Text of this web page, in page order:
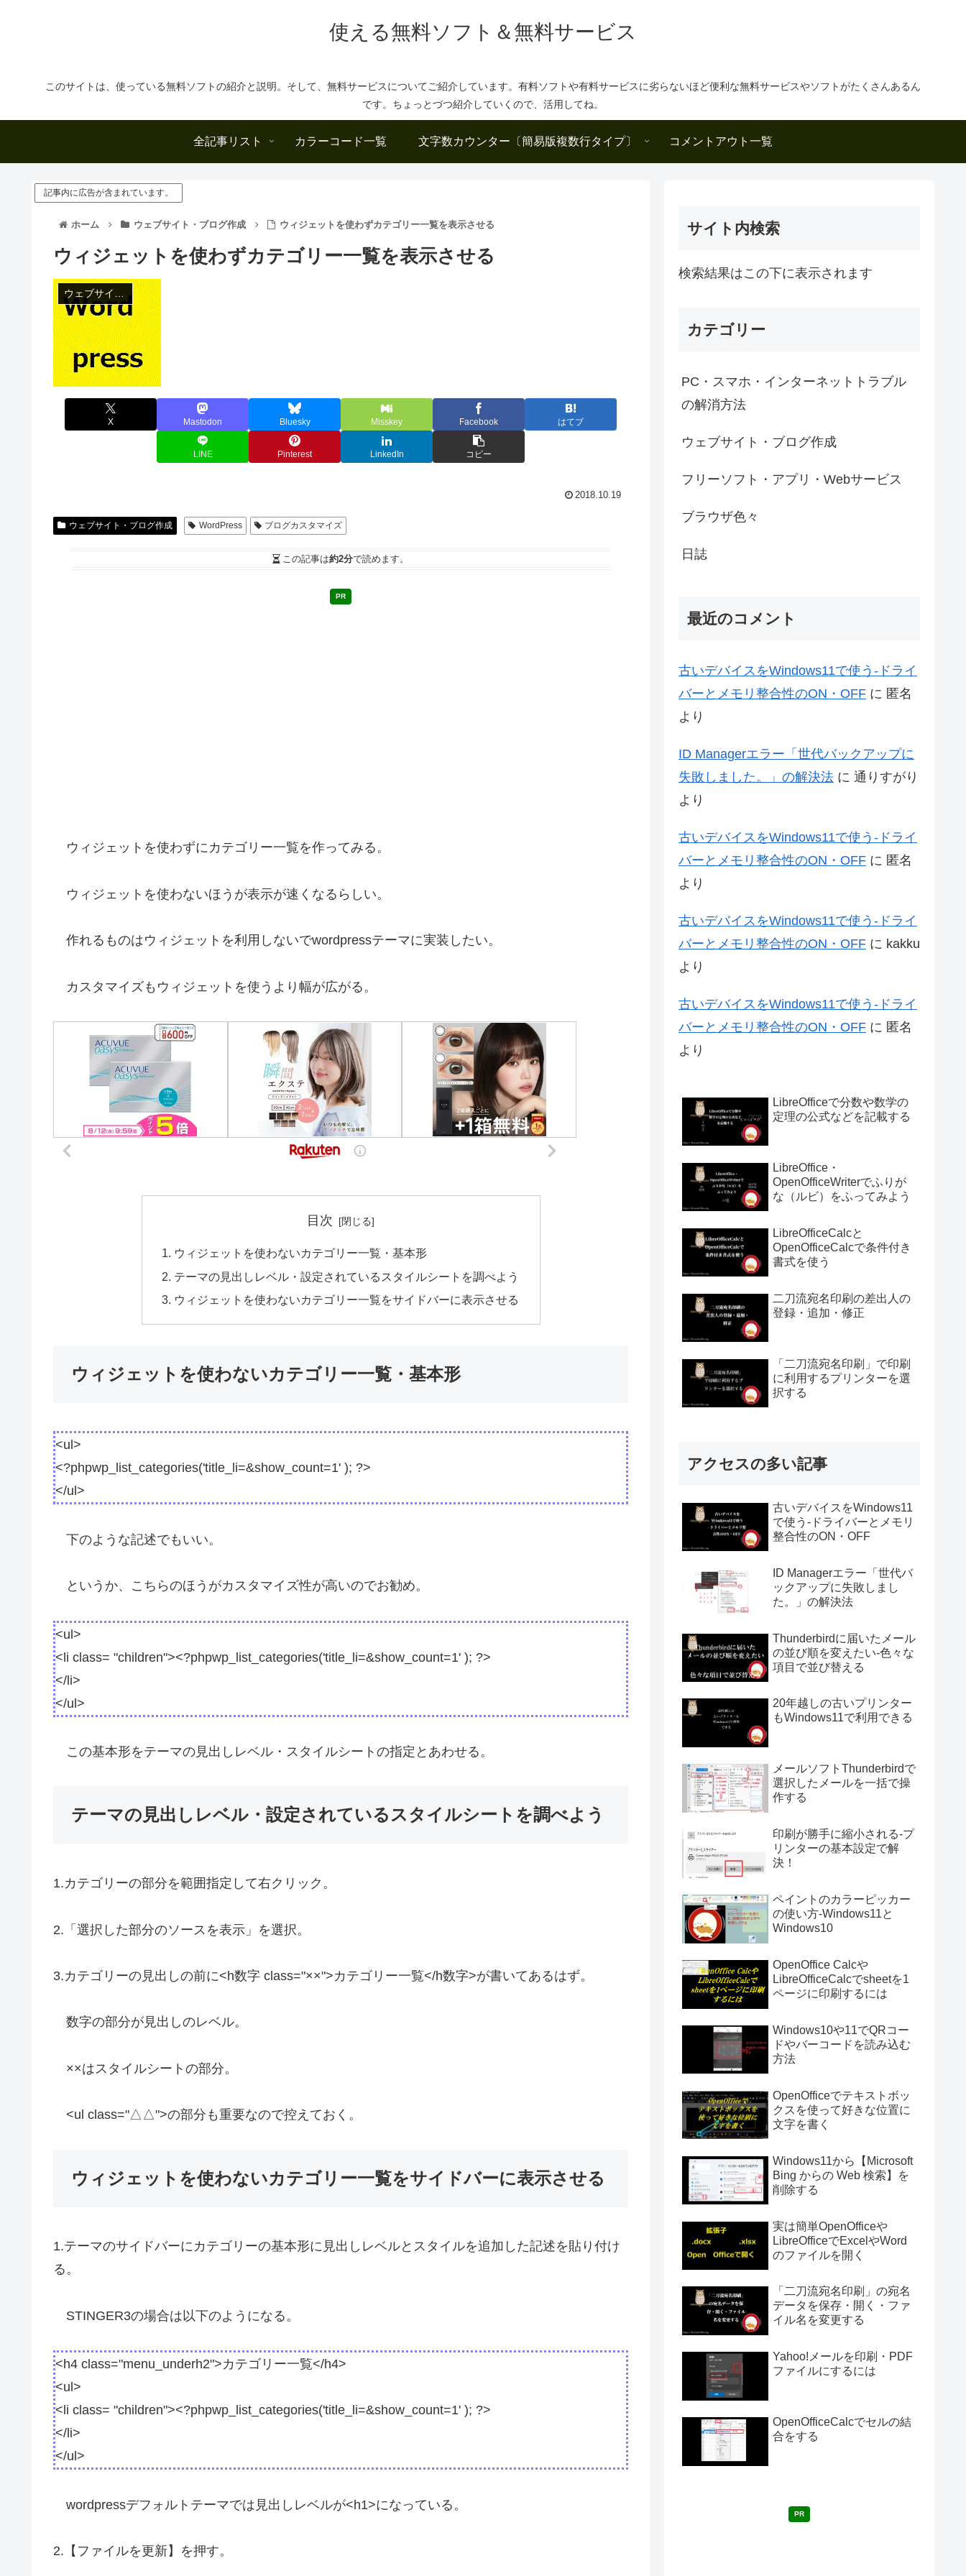
使える無料ソフト＆無料サービス
このサイトは、使っている無料ソフトの紹介と説明。そして、無料サービスについてご紹介しています。有料ソフトや有料サービスに劣らないほど便利な無料サービスやソフトがたくさんあるん
です。ちょっとづつ紹介していくので、活用してね。
全記事リスト カラーコード一覧 文字数カウンター〔簡易版複数行タイプ〕 コメントアウト一覧
記事内に広告が含まれています。
ホーム ウェブサイト・ブログ作成 ウィジェットを使わずカテゴリー一覧を表示させる
ウィジェットを使わずカテゴリー一覧を表示させる
ウェブサイト・ブログ作成
X Mastodon Bluesky Misskey Facebook はてブ
LINE Pinterest LinkedIn コピー
2018.10.19
ウェブサイト・ブログ作成 WordPress ブログカスタマイズ
この記事は約2分で読めます。
PR
ウィジェットを使わずにカテゴリー一覧を作ってみる。
ウィジェットを使わないほうが表示が速くなるらしい。
作れるものはウィジェットを利用しないでwordpressテーマに実装したい。
カスタマイズもウィジェットを使うより幅が広がる。
目次
ウィジェットを使わないカテゴリー一覧・基本形
テーマの見出しレベル・設定されているスタイルシートを調べよう
ウィジェットを使わないカテゴリー一覧をサイドバーに表示させる
ウィジェットを使わないカテゴリー一覧・基本形
<ul>
<?phpwp_list_categories('title_li=&show_count=1' ); ?>
</ul>
下のような記述でもいい。
というか、こちらのほうがカスタマイズ性が高いのでお勧め。
<ul>
<li class= "children"><?phpwp_list_categories('title_li=&show_count=1' ); ?>
</li>
</ul>
この基本形をテーマの見出しレベル・スタイルシートの指定とあわせる。
テーマの見出しレベル・設定されているスタイルシートを調べよう
1.カテゴリーの部分を範囲指定して右クリック。
2.「選択した部分のソースを表示」を選択。
3.カテゴリーの見出しの前に<h数字 class="××">カテゴリー一覧</h数字>が書いてあるはず。
数字の部分が見出しのレベル。
××はスタイルシートの部分。
<ul class="△△">の部分も重要なので控えておく。
ウィジェットを使わないカテゴリー一覧をサイドバーに表示させる
1.テーマのサイドバーにカテゴリーの基本形に見出しレベルとスタイルを追加した記述を貼り付け
る。
STINGER3の場合は以下のようになる。
<h4 class="menu_underh2">カテゴリー一覧</h4>
<ul>
<li class= "children"><?phpwp_list_categories('title_li=&show_count=1' ); ?>
</li>
</ul>
wordpressデフォルトテーマでは見出しレベルが<h1>になっている。
2.【ファイルを更新】を押す。
サイト内検索
検索結果はこの下に表示されます
カテゴリー
PC・スマホ・インターネットトラブル
の解消方法
ウェブサイト・ブログ作成
フリーソフト・アプリ・Webサービス
ブラウザ色々
日誌
最近のコメント
古いデバイスをWindows11で使う-ドライ
バーとメモリ整合性のON・OFF に 匿名
より
ID Managerエラー「世代バックアップに
失敗しました。」の解決法 に 通りすがり
より
古いデバイスをWindows11で使う-ドライ
バーとメモリ整合性のON・OFF に 匿名
より
古いデバイスをWindows11で使う-ドライ
バーとメモリ整合性のON・OFF に kakku
より
古いデバイスをWindows11で使う-ドライ
バーとメモリ整合性のON・OFF に 匿名
より
LibreOfficeで分数や数学の
定理の公式などを記載する
LibreOffice・
OpenOfficeWriterでふりが
な（ルビ）をふってみよう
LibreOfficeCalcと
OpenOfficeCalcで条件付き
書式を使う
二刀流宛名印刷の差出人の
登録・追加・修正
「二刀流宛名印刷」で印刷
に利用するプリンターを選
択する
アクセスの多い記事
古いデバイスをWindows11
で使う-ドライバーとメモリ
整合性のON・OFF
ID Managerエラー「世代バ
ックアップに失敗しまし
た。」の解決法
Thunderbirdに届いたメール
の並び順を変えたい-色々な
項目で並び替える
20年越しの古いプリンター
もWindows11で利用できる
メールソフトThunderbirdで
選択したメールを一括で操
作する
印刷が勝手に縮小される-プ
リンターの基本設定で解
決！
ペイントのカラーピッカー
の使い方-Windows11と
Windows10
OpenOffice Calcや
LibreOfficeCalcでsheetを1
ページに印刷するには
Windows10や11でQRコー
ドやバーコードを読み込む
方法
OpenOfficeでテキストボッ
クスを使って好きな位置に
文字を書く
Windows11から【Microsoft
Bing からの Web 検索】を
削除する
実は簡単OpenOfficeや
LibreOfficeでExcelやWord
のファイルを開く
「二刀流宛名印刷」の宛名
データを保存・開く・ファ
イル名を変更する
Yahoo!メールを印刷・PDF
ファイルにするには
OpenOfficeCalcでセルの結
合をする
PR